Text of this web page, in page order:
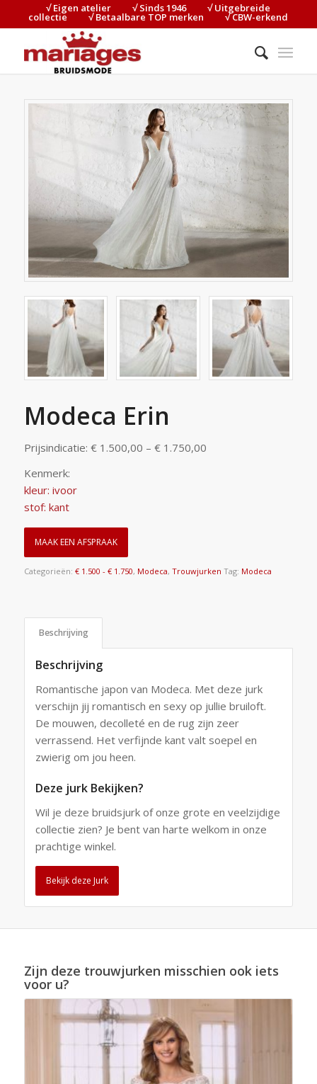
√ Eigen atelier⠀⠀⠀√ Sinds 1946⠀⠀⠀√ Uitgebreide
collectie⠀⠀⠀√ Betaalbare TOP merken⠀⠀⠀√ CBW-erkend
Modeca Erin
Prijsindicatie: € 1.500,00 – € 1.750,00
Kenmerk:
kleur: ivoor
stof: kant
MAAK EEN AFSPRAAK
Categorieën: € 1.500 - € 1.750, Modeca, Trouwjurken Tag: Modeca
Beschrijving
Beschrijving
Romantische japon van Modeca. Met deze jurk
verschijn jij romantisch en sexy op jullie bruiloft.
De mouwen, decolleté en de rug zijn zeer
verrassend. Het verfijnde kant valt soepel en
zwierig om jou heen.
Deze jurk Bekijken?
Wil je deze bruidsjurk of onze grote en veelzijdige
collectie zien? Je bent van harte welkom in onze
prachtige winkel.
Bekijk deze Jurk
Zijn deze trouwjurken misschien ook iets
voor u?